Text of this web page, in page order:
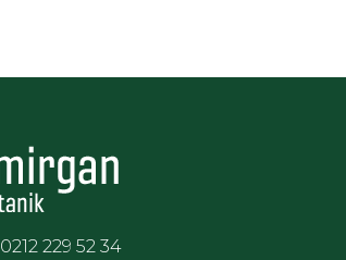
229 52 34